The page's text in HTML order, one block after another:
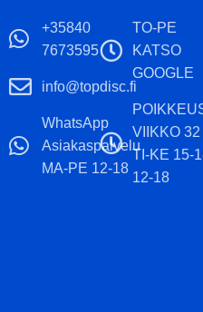
oleva kiekon väri tarkoittaa
kiekon pääväriä. Tuotekuvat
ovat esimerkkikuvia, eivät tae
juuri sinulle toimitettavasta
yksilöstä; stämppien värit ja
kiekkojen värisävyt vaihtelevat.
+35840
7673595
info@topdisc.fi
WhatsApp
Asiakaspalvelu
MA-PE 12-18
TO-PE
KATSO
GOOGLE
VIIKKO 32
TI-KE 15-
12-18